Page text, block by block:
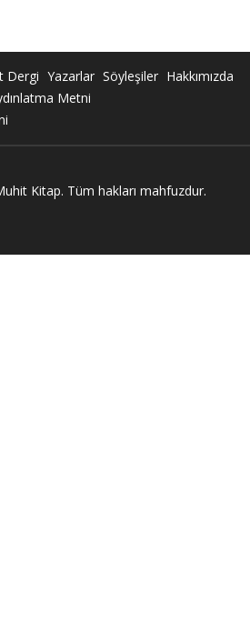
Dergi Yazarlar Söyleşiler Hakkımızda
Metni
Kitap. Tüm hakları mahfuzdur.